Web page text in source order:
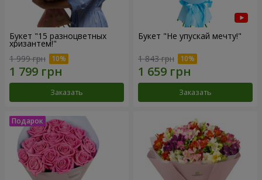
Букет "15 разноцветных
хризантем!"
1 999 грн
Заказать
Букет "Не упускай мечту!"
1 843 грн
Заказать